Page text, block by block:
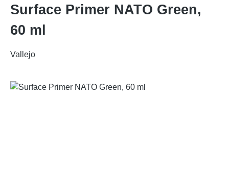
Surface Primer NATO Green,
60 ml
Vallejo
Bildergalerie überspringen